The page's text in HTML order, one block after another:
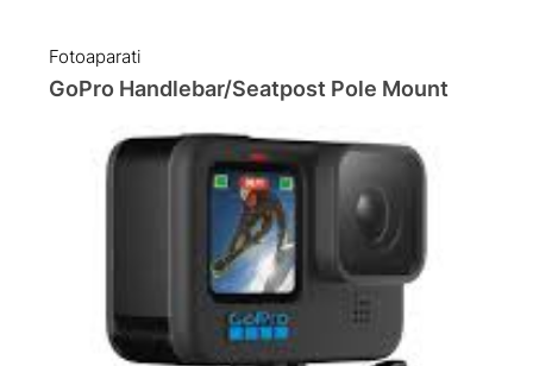
Fotoaparati
GoPro Handlebar/Seatpost Pole Mount